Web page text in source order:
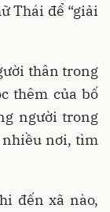
Thái để “giải
thân trong
thêm của bố
người trong
nơi, tìm
đến xã nào,